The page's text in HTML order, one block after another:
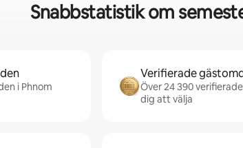
Snabbstatistik om
i Phnom
Verifierade
Över 24 390
dig att välja